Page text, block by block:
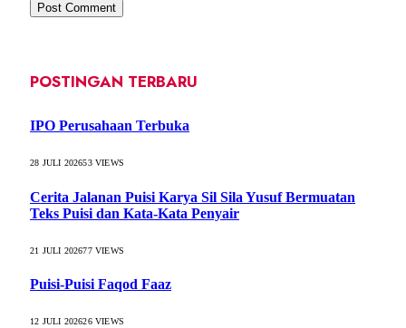
POSTINGAN TERBARU
IPO Perusahaan Terbuka
28 JULI 202653VIEWS
Cerita Jalanan Puisi Karya Sil Sila Yusuf Bermuatan
Teks Puisi dan Kata-Kata Penyair
21 JULI 202677VIEWS
Puisi-Puisi Faqod Faaz
12 JULI 202626VIEWS